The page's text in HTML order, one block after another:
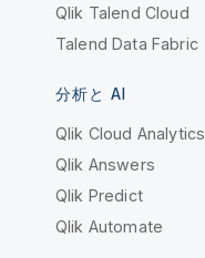
Qlik Talend Cloud
Talend Data Fabric
分析と AI
Qlik Cloud Analytics
Qlik Answers
Qlik Predict
Qlik Automate